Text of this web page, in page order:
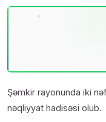
Şəmkir rayonunda iki
nəqliyyat hadisəsi olub.